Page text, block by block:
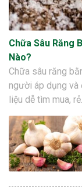
Chữa Sâu Răng
Nào?
Chữa sâu răng
người áp dụng và
liệu dễ tìm mua, rẻ…